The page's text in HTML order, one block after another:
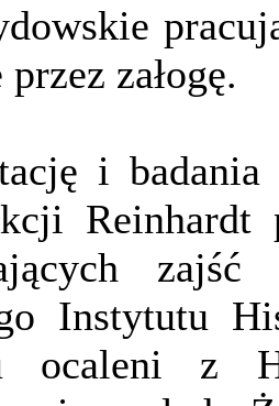
załogę.
i badania
Reinhardt
Instytutu
ocaleni z